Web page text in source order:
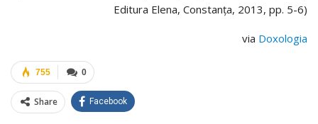
Editura Elena, Constanța, 2013, pp. 5-6)
via Doxologia
0
755
Share Facebook